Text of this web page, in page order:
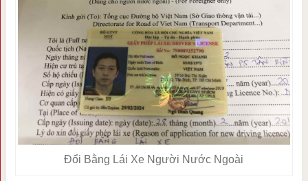
Đổi Bằng Lái Xe Người Nước Ngoài